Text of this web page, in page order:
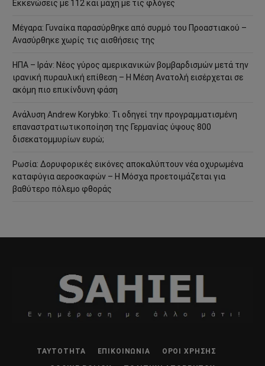
Εκκενώσεις με 112 και μάχη με τις φλόγες
Μέγαρα: Γυναίκα παρασύρθηκε από συρμό του Προαστιακού –
Ανασύρθηκε χωρίς τις αισθήσεις της
ΗΠΑ – Ιράν: Νέος γύρος αμερικανικών βομβαρδισμών μετά την
ιρανική πυραυλική επίθεση – Η Μέση Ανατολή εισέρχεται σε
ακόμη πιο επικίνδυνη φάση
Ανάλυση Andrew Korybko: Τι οδηγεί την προγραμματισμένη
επαναστρατιωτικοποίηση της Γερμανίας ύψους 800
δισεκατομμυρίων ευρώ;
Ρωσία: Δορυφορικές εικόνες αποκαλύπτουν νέα οχυρωμένα
καταφύγια αεροσκαφών – Η Μόσχα προετοιμάζεται για
βαθύτερο πόλεμο φθοράς
ΤΑΥΤΌΤΗΤΑ ΕΠΙΚΟΙΝΩΝΊΑ ΌΡΟΙ ΧΡΉΣΗΣ